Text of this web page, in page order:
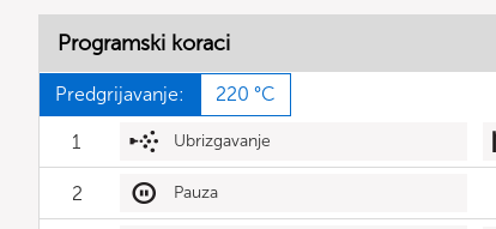
Programski koraci
Predgrijavanje: 220 °C
1 Ubrizgavanje
2 Pauza